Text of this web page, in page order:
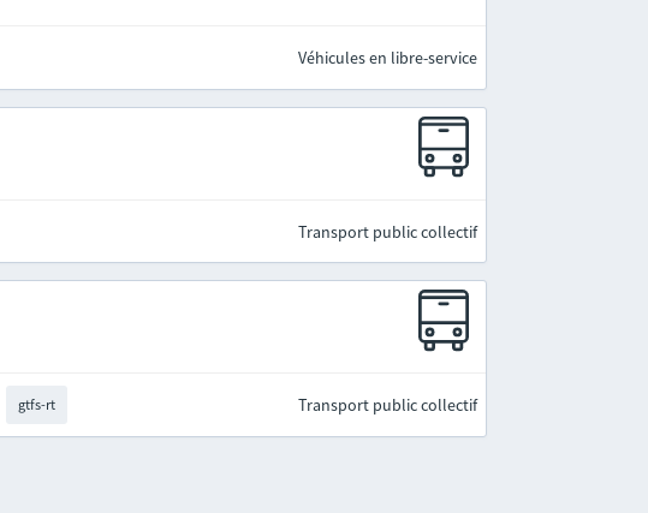
Véhicules en libre-service
Transport public collectif
gtfs-rt Transport public collectif